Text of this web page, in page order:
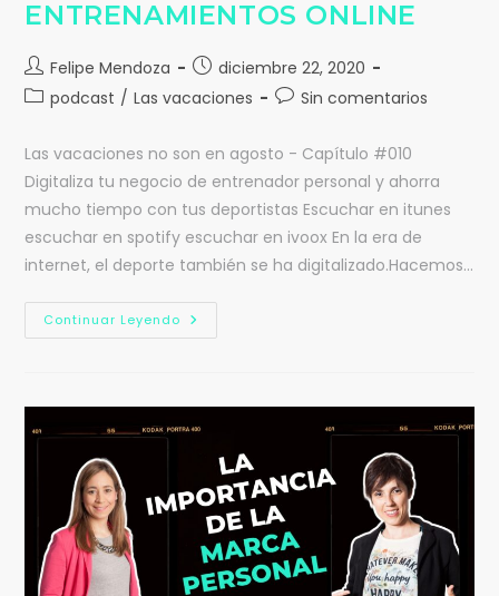
ENTRENAMIENTOS ONLINE
Felipe Mendoza
diciembre 22, 2020
podcast / Las vacaciones Sin comentarios
Las vacaciones no son en agosto - Capítulo #010
Digitaliza tu negocio de entrenador personal y ahorra
mucho tiempo con tus deportistas Escuchar en itunes
escuchar en spotify escuchar en ivoox En la era de
internet, el deporte también se ha digitalizado.Hacemos…
Continuar Leyendo